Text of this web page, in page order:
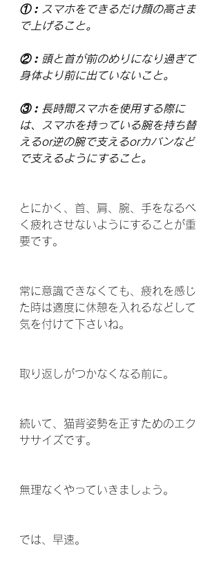
①︰スマホをできるだけ顔の高さま
で上げること。
②︰頭と首が前のめりになり過ぎて
身体より前に出ていないこと。
③︰長時間スマホを使用する際に
は、スマホを持っている腕を持ち替
えるor逆の腕で支えるorカバンなど
で支えるようにすること。
とにかく、首、肩、腕、手をなるべ
く疲れさせないようにすることが重
要です。
常に意識できなくても、疲れを感じ
た時は適度に休憩を入れるなどして
気を付けて下さいね。
取り返しがつかなくなる前に。
続いて、猫背姿勢を正すためのエク
ササイズです。
無理なくやっていきましょう。
では、早速。